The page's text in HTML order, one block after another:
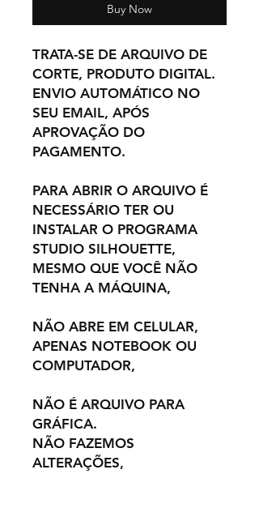
Buy Now
TRATA-SE DE ARQUIVO DE
CORTE, PRODUTO DIGITAL.
ENVIO AUTOMÁTICO NO
SEU EMAIL, APÓS
APROVAÇÃO DO
PAGAMENTO.
PARA ABRIR O ARQUIVO É
NECESSÁRIO TER OU
INSTALAR O PROGRAMA
STUDIO SILHOUETTE,
MESMO QUE VOCÊ NÃO
TENHA A MÁQUINA,
NÃO ABRE EM CELULAR,
APENAS NOTEBOOK OU
COMPUTADOR,
NÃO É ARQUIVO PARA
GRÁFICA.
NÃO FAZEMOS
ALTERAÇÕES,